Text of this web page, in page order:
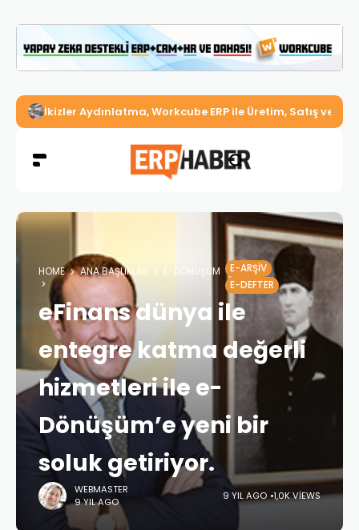
Dijitalleşmek İçin Neden All-in-One ERP Sistemleri
HOME ANA BAŞLIKLAR E-DÖNÜŞÜM
E-ARŞIV
E-DEFTER
eFinans dünya ile
entegre katma değerli
hizmetleri ile e-
Dönüşüm’e yeni bir
soluk getiriyor.
WEBMASTER
9 YIL AGO
9 YIL AGO 1,0K VIEWS